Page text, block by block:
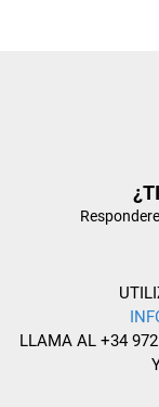
LLAMA AL +34